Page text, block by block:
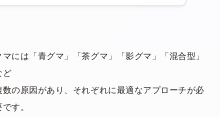
マには「青グマ」「茶グマ」「影グマ」「混合型」
ど
数の原因があり、それぞれに最適なアプローチが必
す。